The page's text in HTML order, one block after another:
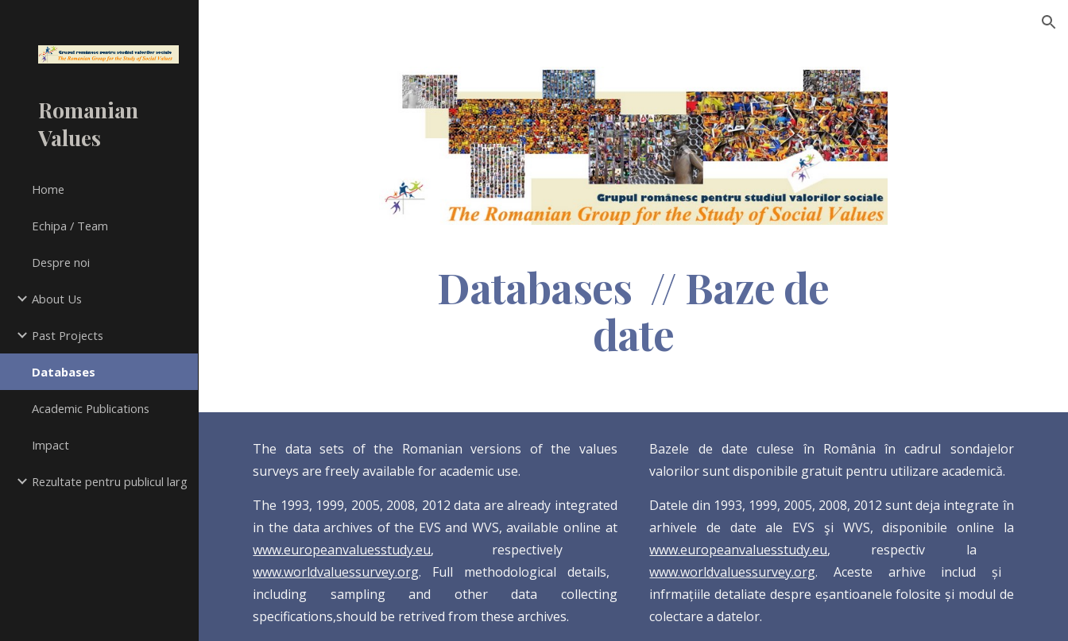
Romanian
Values
Home
Echipa / Team
Despre noi
About Us
Past Projects
Databases
Academic Publications
Impact
Rezultate pentru publicul larg
Databases // Baze de
date
The data sets of the Romanian versions of the values
surveys are freely available for academic use.
The 1993, 1999, 2005, 2008, 2012 data are already integrated
in the data archives of the EVS and WVS, available online at
www.europeanvaluesstudy.eu, respectively
www.worldvaluessurvey.org. Full methodological details,
including sampling and other data collecting
specifications,should be retrived from these archives.
Bazele de date culese în România în cadrul sondajelor
valorilor sunt disponibile gratuit pentru utilizare academică.
Datele din 1993, 1999, 2005, 2008, 2012 sunt deja integrate în
arhivele de date ale EVS şi WVS, disponibile online la
www.europeanvaluesstudy.eu, respectiv la
www.worldvaluessurvey.org. Aceste arhive includ și
infrmațiile detaliate despre eșantioanele folosite și modul de
colectare a datelor.